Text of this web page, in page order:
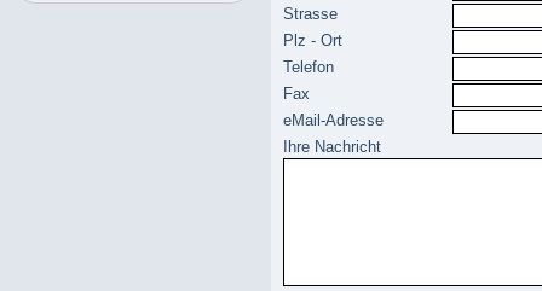
Strasse
Plz - Ort
Telefon
Fax
eMail-Adresse
Ihre Nachricht